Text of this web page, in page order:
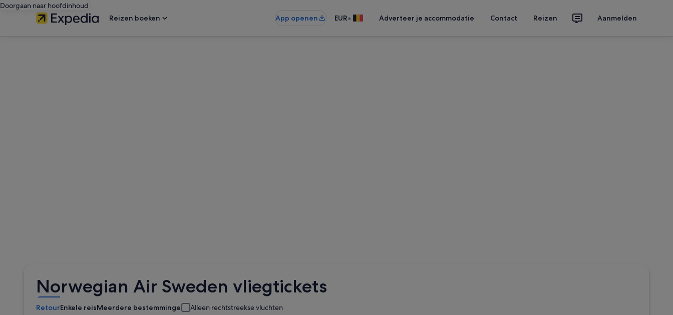
Doorgaan naar hoofdinhoud
Reizen boeken
App openen EUR• Adverteer je accommodatie Contact Reizen Aanmelden
Norwegian Air Sweden vliegtickets
RetourEnkele reisMeerdere bestemmingen Alleen rechtstreekse vluchten